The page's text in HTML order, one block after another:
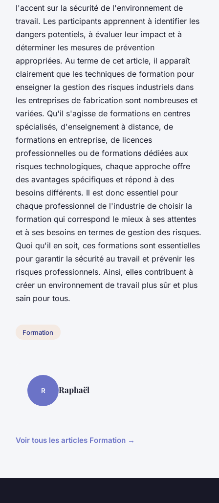
l'accent sur la sécurité de l'environnement de
travail. Les participants apprennent à identifier les
dangers potentiels, à évaluer leur impact et à
déterminer les mesures de prévention
appropriées. Au terme de cet article, il apparaît
clairement que les techniques de formation pour
enseigner la gestion des risques industriels dans
les entreprises de fabrication sont nombreuses et
variées. Qu'il s'agisse de formations en centres
spécialisés, d'enseignement à distance, de
formations en entreprise, de licences
professionnelles ou de formations dédiées aux
risques technologiques, chaque approche offre
des avantages spécifiques et répond à des
besoins différents. Il est donc essentiel pour
chaque professionnel de l'industrie de choisir la
formation qui correspond le mieux à ses attentes
et à ses besoins en termes de gestion des risques.
Quoi qu'il en soit, ces formations sont essentielles
pour garantir la sécurité au travail et prévenir les
risques professionnels. Ainsi, elles contribuent à
créer un environnement de travail plus sûr et plus
sain pour tous.
Formation
R Raphaël
Voir tous les articles Formation →